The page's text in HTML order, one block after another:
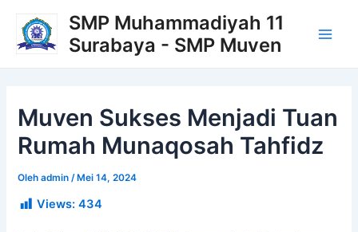
konten
SMP Muhammadiyah 11
Surabaya - SMP Muven
Muven Sukses Menjadi Tuan
Rumah Munaqosah Tahfidz
Olehadmin/ Mei 14, 2024
Views: 434
navigation